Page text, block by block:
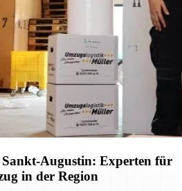
Sankt-Augustin: Experten für
in der Region